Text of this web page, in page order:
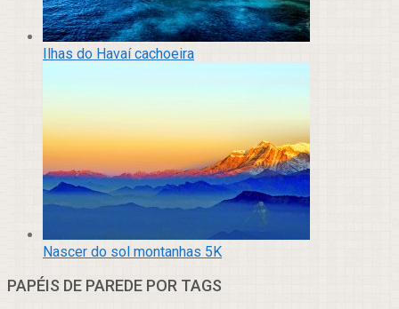
Ilhas do Havaí cachoeira
Nascer do sol montanhas 5K
PAPÉIS DE PAREDE POR TAGS